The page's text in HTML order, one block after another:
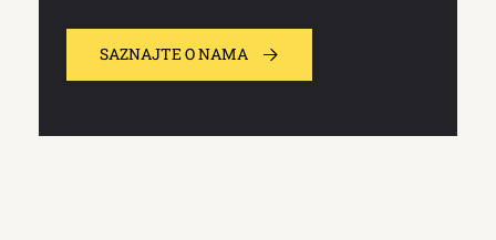
SAZNAJTE O NAMA